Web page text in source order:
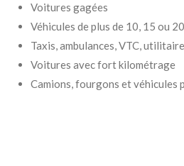
Voitures gagées
Véhicules de plus de 10, 15 ou
Taxis, ambulances, VTC,
Voitures avec fort kilométrage
Camions, fourgons et véhicules